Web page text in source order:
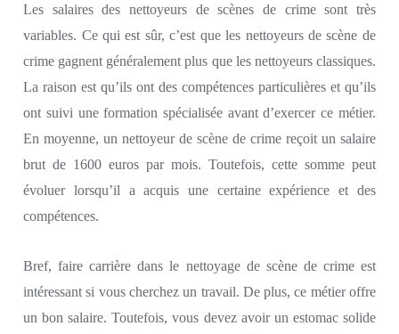
Les salaires des nettoyeurs de scènes de crimesont très
variables. Ce qui est sûr, c’est queles nettoyeurs de scène de
crime gagnent généralement plus que les nettoyeurs classiques.
La raison est qu’ils ont des compétences particulières et qu’ils
ont suivi uneformation spécialisée avant d’exercer ce métier.
En moyenne, un nettoyeur de scène de crime reçoit un salaire
brutde 1600eurospar mois. Toutefois, cette somme peut
évoluer lorsqu’il a acquis une certaine expérience et des
compétences.
Bref, faire carrière dans le nettoyage de scène de crime est
intéressant si vous cherchez un travail. Deplus, ce métieroffre
unbonsalaire.Toutefois, vous devez avoir un estomac solide